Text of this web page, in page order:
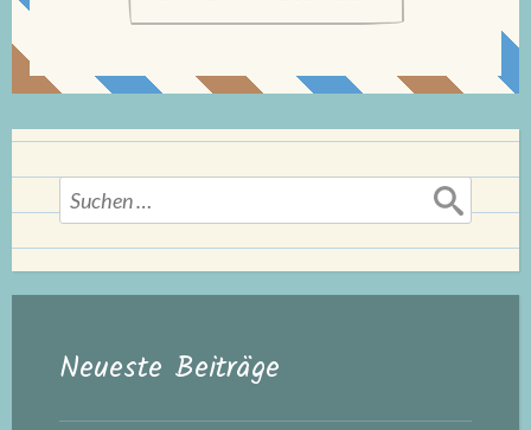
Suchen
nach:
Neueste Beiträge